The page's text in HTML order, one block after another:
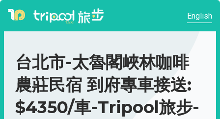
English
台北市-太魯閣峽林咖啡
農莊民宿 到府專車接送:
$4350/車-Tripool旅步-